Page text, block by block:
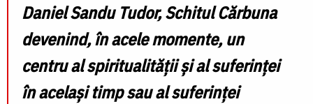
Daniel Sandu Tudor, Schitul Cărbuna
devenind, în acele momente, un
centru al spiritualității și al suferinței
în același timp sau al suferinței